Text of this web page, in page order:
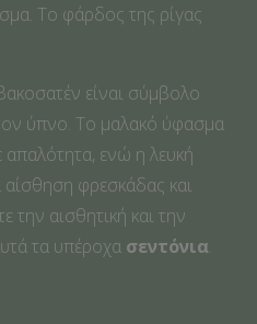
Το φάρδος της ρίγας
είναι σύμβολο
ύπνο. Το μαλακό ύφασμα
απαλότητα, ενώ η λευκή
φρεσκάδας και
την αισθητική και την
τα υπέροχα σεντόνια.